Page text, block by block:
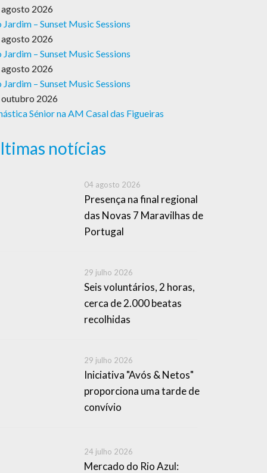
2026
Jardim – Sunset Music Sessions
2026
Jardim – Sunset Music Sessions
2026
Jardim – Sunset Music Sessions
2026
Sénior na AM Casal das Figueiras
notícias
04 agosto 2026
Presença na final regional
das Novas 7 Maravilhas de
Portugal
29 julho 2026
Seis voluntários, 2 horas,
cerca de 2.000 beatas
recolhidas
29 julho 2026
Iniciativa "Avós & Netos"
proporciona uma tarde de
convívio
24 julho 2026
Mercado do Rio Azul: